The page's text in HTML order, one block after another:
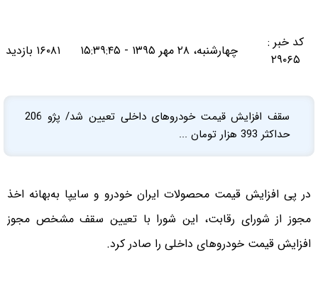
کد خبر :
۲۹۰۶۵
چهارشنبه، ۲۸ مهر ۱۳۹۵ - ۱۵:۳۹:۴۵ ۱۶۰۸۱ بازدید
سقف افزایش قیمت خودروهای داخلی تعیین شد/ پژو 206
حداکثر 393 هزار تومان ...
در پی افزایش قیمت محصولات ایران خودرو و سایپا به‌بهانه اخذ
مجوز از شورای رقابت، این شورا با تعیین سقف مشخص مجوز
افزایش قیمت خودروهای داخلی را صادر کرد.